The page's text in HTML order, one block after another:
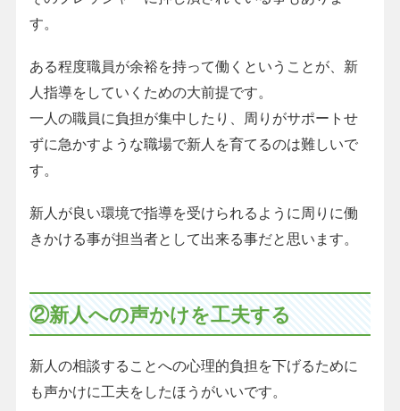
す。
ある程度職員が余裕を持って働くということが、新
人指導をしていくための大前提です。
一人の職員に負担が集中したり、周りがサポートせ
ずに急かすような職場で新人を育てるのは難しいで
す。
新人が良い環境で指導を受けられるように周りに働
きかける事が担当者として出来る事だと思います。
②新人への声かけを工夫する
新人の相談することへの心理的負担を下げるために
も声かけに工夫をしたほうがいいです。